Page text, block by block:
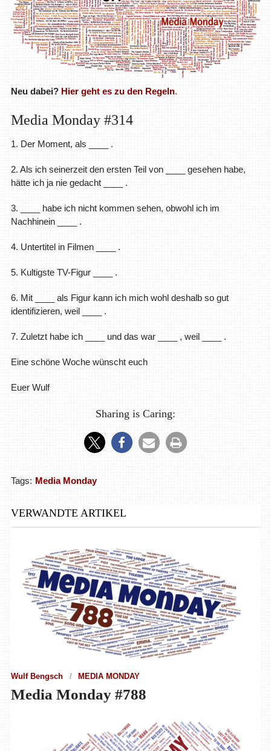
Neu dabei? Hier geht es zu den Regeln.
Media Monday #314
1. Der Moment, als ____ .
2. Als ich seinerzeit den ersten Teil von ____ gesehen habe,
hätte ich ja nie gedacht ____ .
3. ____ habe ich nicht kommen sehen, obwohl ich im
Nachhinein ____ .
4. Untertitel in Filmen ____ .
5. Kultigste TV-Figur ____ .
6. Mit ____ als Figur kann ich mich wohl deshalb so gut
identifizieren, weil ____ .
7. Zuletzt habe ich ____ und das war ____ , weil ____ .
Eine schöne Woche wünscht euch
Euer Wulf
Sharing is Caring:
Tags: Media Monday
VERWANDTE ARTIKEL
Wulf Bengsch MEDIA MONDAY
Media Monday #788